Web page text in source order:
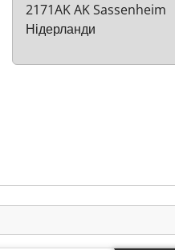
2171AK AK Sassenheim
Нідерланди